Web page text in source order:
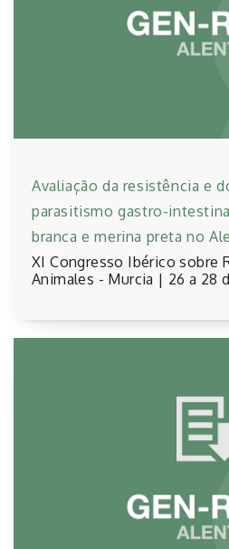
Avaliação da resistência e
parasitismo gastro-
branca e merina preta no
XI Congresso Ibérico sobre
Animales - Murcia | 26 a 28